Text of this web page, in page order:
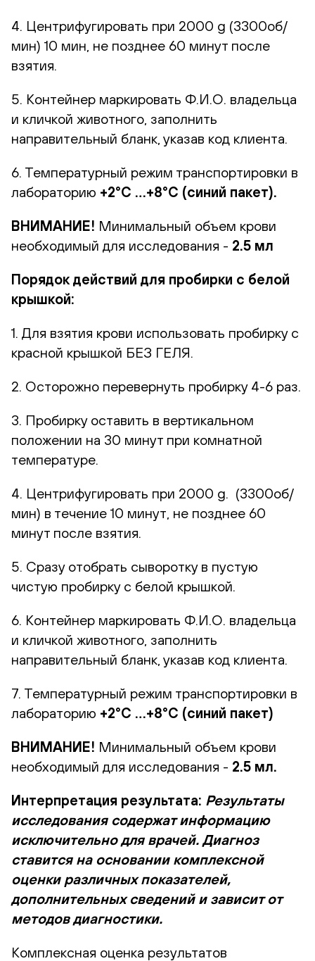
4. Центрифугировать при 2000 g (3300об/
мин) 10 мин, не позднее 60 минут после
взятия.
5. Контейнер маркировать Ф.И.О. владельца
и кличкой животного, заполнить
направительный бланк, указав код клиента.
6. Температурный режим транспортировки в
лабораторию +2°С …+8°С (синий пакет).
ВНИМАНИЕ! Минимальный объем крови
необходимый для исследования - 2.5 мл
Порядок действий для пробирки с белой
крышкой:
1. Для взятия крови использовать пробирку с
красной крышкой БЕЗ ГЕЛЯ.
2. Осторожно перевернуть пробирку 4-6 раз.
3. Пробирку оставить в вертикальном
положении на 30 минут при комнатной
температуре.
4. Центрифугировать при 2000 g. (3300об/
мин) в течение 10 минут, не позднее 60
минут после взятия.
5. Сразу отобрать сыворотку в пустую
чистую пробирку с белой крышкой.
6. Контейнер маркировать Ф.И.О. владельца
и кличкой животного, заполнить
направительный бланк, указав код клиента.
7. Температурный режим транспортировки в
лабораторию +2°С …+8°С (синий пакет)
ВНИМАНИЕ! Минимальный объем крови
необходимый для исследования - 2.5 мл.
Интерпретация результата: Результаты
исследования содержат информацию
исключительно для врачей. Диагноз
ставится на основании комплексной
оценки различных показателей,
дополнительных сведений и зависит от
методов диагностики.
Комплексная оценка результатов